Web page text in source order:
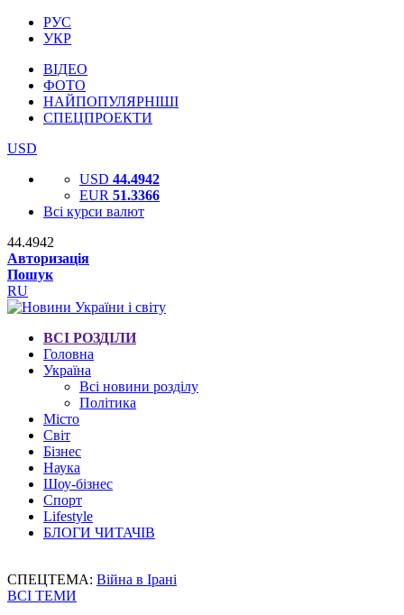
РУС
УКР
ВІДЕО
ФОТО
НАЙПОПУЛЯРНІШІ
СПЕЦПРОЕКТИ
USD
USD 44.4942
EUR 51.3366
Всі курси валют
44.4942
Авторизація
Пошук
RU
ВСІ РОЗДІЛИ
Головна
Україна
Всі новини розділу
Політика
Місто
Світ
Бізнес
Наука
Шоу-бізнес
Спорт
Lifestyle
БЛОГИ ЧИТАЧІВ
СПЕЦТЕМА: Війна в Ірані
ВСІ ТЕМИ